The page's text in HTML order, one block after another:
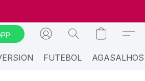
FUTEBOL AGASALHOS